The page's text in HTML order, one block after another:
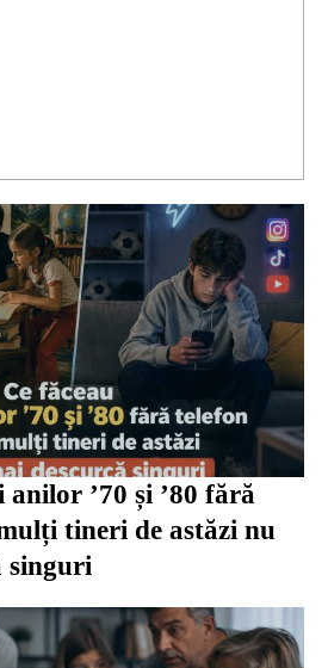
anilor ’70 și ’80 fără
tineri de astăzi nu
singuri